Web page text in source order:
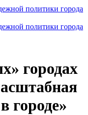
городах
городе»